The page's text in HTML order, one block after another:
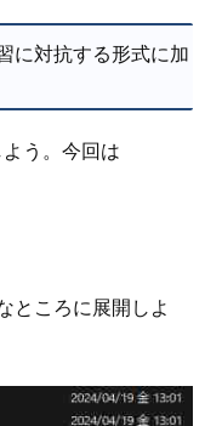
に対抗する形式に加
う。今回は
ところに展開しよ